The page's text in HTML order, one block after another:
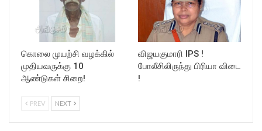
கொலை முயற்சி வழக்கில்
முதியவருக்கு 10
ஆண்டுகள் சிறை!
விஜயகுமாரி IPS !
போலீசிலிருந்து பிரியா விடை
!
PREV NEXT